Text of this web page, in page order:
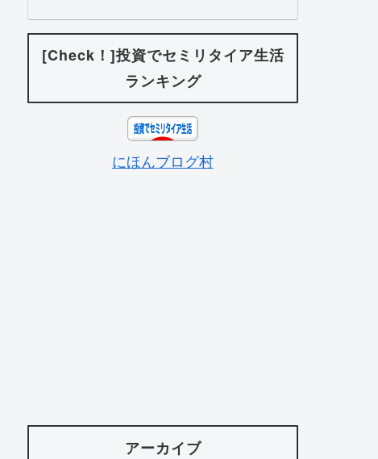
[Check！]投資でセミリタイア生活
ランキング
にほんブログ村
アーカイブ